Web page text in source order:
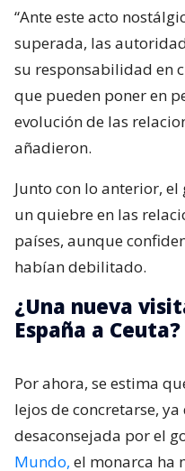
“Ante este acto
superada, las
su responsabilidad en
que pueden poner en
evolución de las
añadieron.
Junto con lo anterior,
un quiebre en las
países, aunque
habían debilitado.
¿Una nueva
España a
Por ahora, se estima
lejos de concretarse,
desaconsejada por el
Mundo, el monarca ha